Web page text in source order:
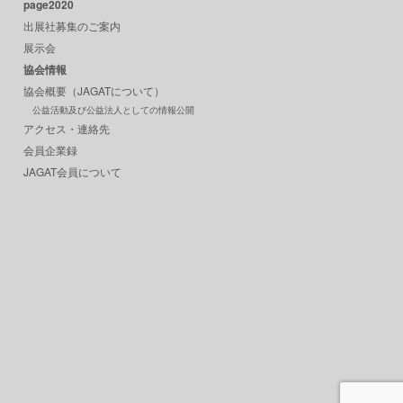
page2020
出展社募集のご案内
展示会
協会情報
協会概要（JAGATについて）
公益活動及び公益法人としての情報公開
アクセス・連絡先
会員企業録
JAGAT会員について